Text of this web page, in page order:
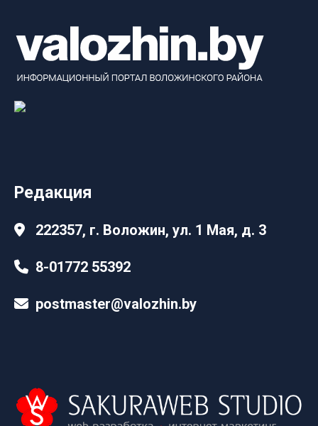
Редакция
222357, г. Воложин, ул. 1 Мая, д. 3
8-01772 55392
postmaster@valozhin.by